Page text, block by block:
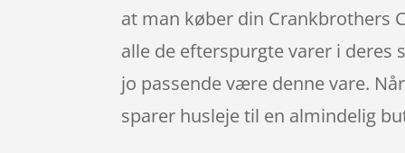
at man køber din Crankbrothers
alle de efterspurgte varer i
jo passende være denne vare.
sparer husleje til en almindelig